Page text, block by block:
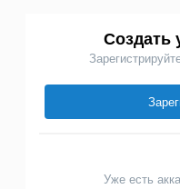
Создать
Уже есть